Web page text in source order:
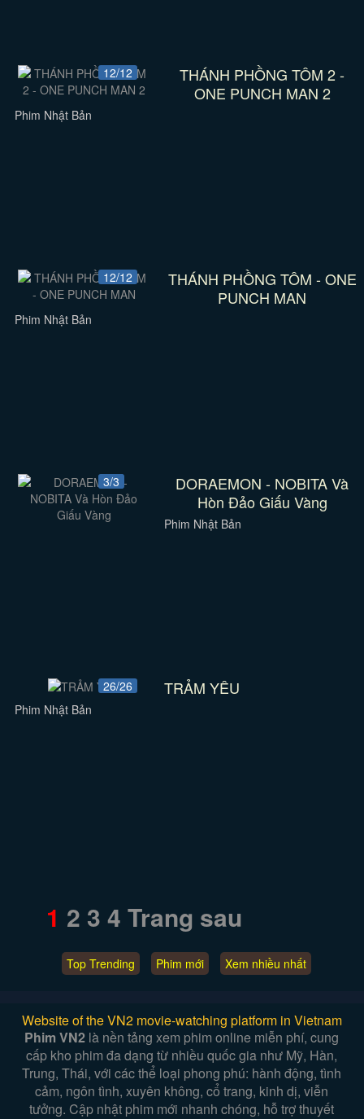
12/12
THÁNH PHỒNG TÔM 2 -
ONE PUNCH MAN 2
Phim Nhật Bản
12/12
THÁNH PHỒNG TÔM - ONE
PUNCH MAN
Phim Nhật Bản
3/3
DORAEMON - NOBITA Và
Hòn Đảo Giấu Vàng
Phim Nhật Bản
26/26 TRẢM YÊU
Phim Nhật Bản
1 2 3 4 Trang sau
Top Trending Phim mới Xem nhiều nhất
Website of the VN2 movie-watching platform in Vietnam
Phim VN2 là nền tảng xem phim online miễn phí, cung
cấp kho phim đa dạng từ nhiều quốc gia như Mỹ, Hàn,
Trung, Thái, với các thể loại phong phú: hành động, tình
cảm, ngôn tình, xuyên không, cổ trang, kinh dị, viễn
tưởng. Cập nhật phim mới nhanh chóng, hỗ trợ thuyết